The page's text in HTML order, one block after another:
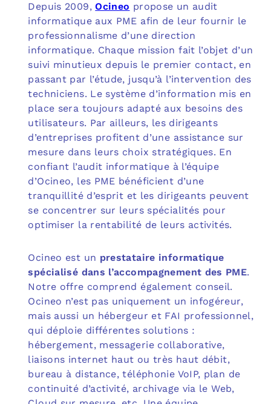
Depuis 2009,Ocineo propose un audit
informatique aux PME afin de leur fournir le
professionnalisme d’une direction
informatique. Chaque mission fait l’objet d’un
suivi minutieux depuis le premier contact, en
passant par l’étude, jusqu’à l’intervention des
techniciens. Le système d’information mis en
place sera toujours adapté aux besoins des
utilisateurs. Par ailleurs, les dirigeants
d’entreprises profitent d’une assistance sur
mesure dans leurs choix stratégiques. En
confiant l’audit informatique à l’équipe
d’Ocineo, les PME bénéficient d’une
tranquillité d’esprit et les dirigeants peuvent
se concentrer sur leurs spécialités pour
optimiser la rentabilité de leurs activités.
Ocineo est un prestataire informatique
spécialisé dans l’accompagnement des PME.
Notre offre comprend également conseil.
Ocineo n’est pas uniquement un infogéreur,
mais aussi un hébergeur et FAI professionnel,
qui déploie différentes solutions :
hébergement, messagerie collaborative,
liaisons internet haut ou très haut débit,
bureau à distance, téléphonie VoIP, plan de
continuité d’activité, archivage via le Web,